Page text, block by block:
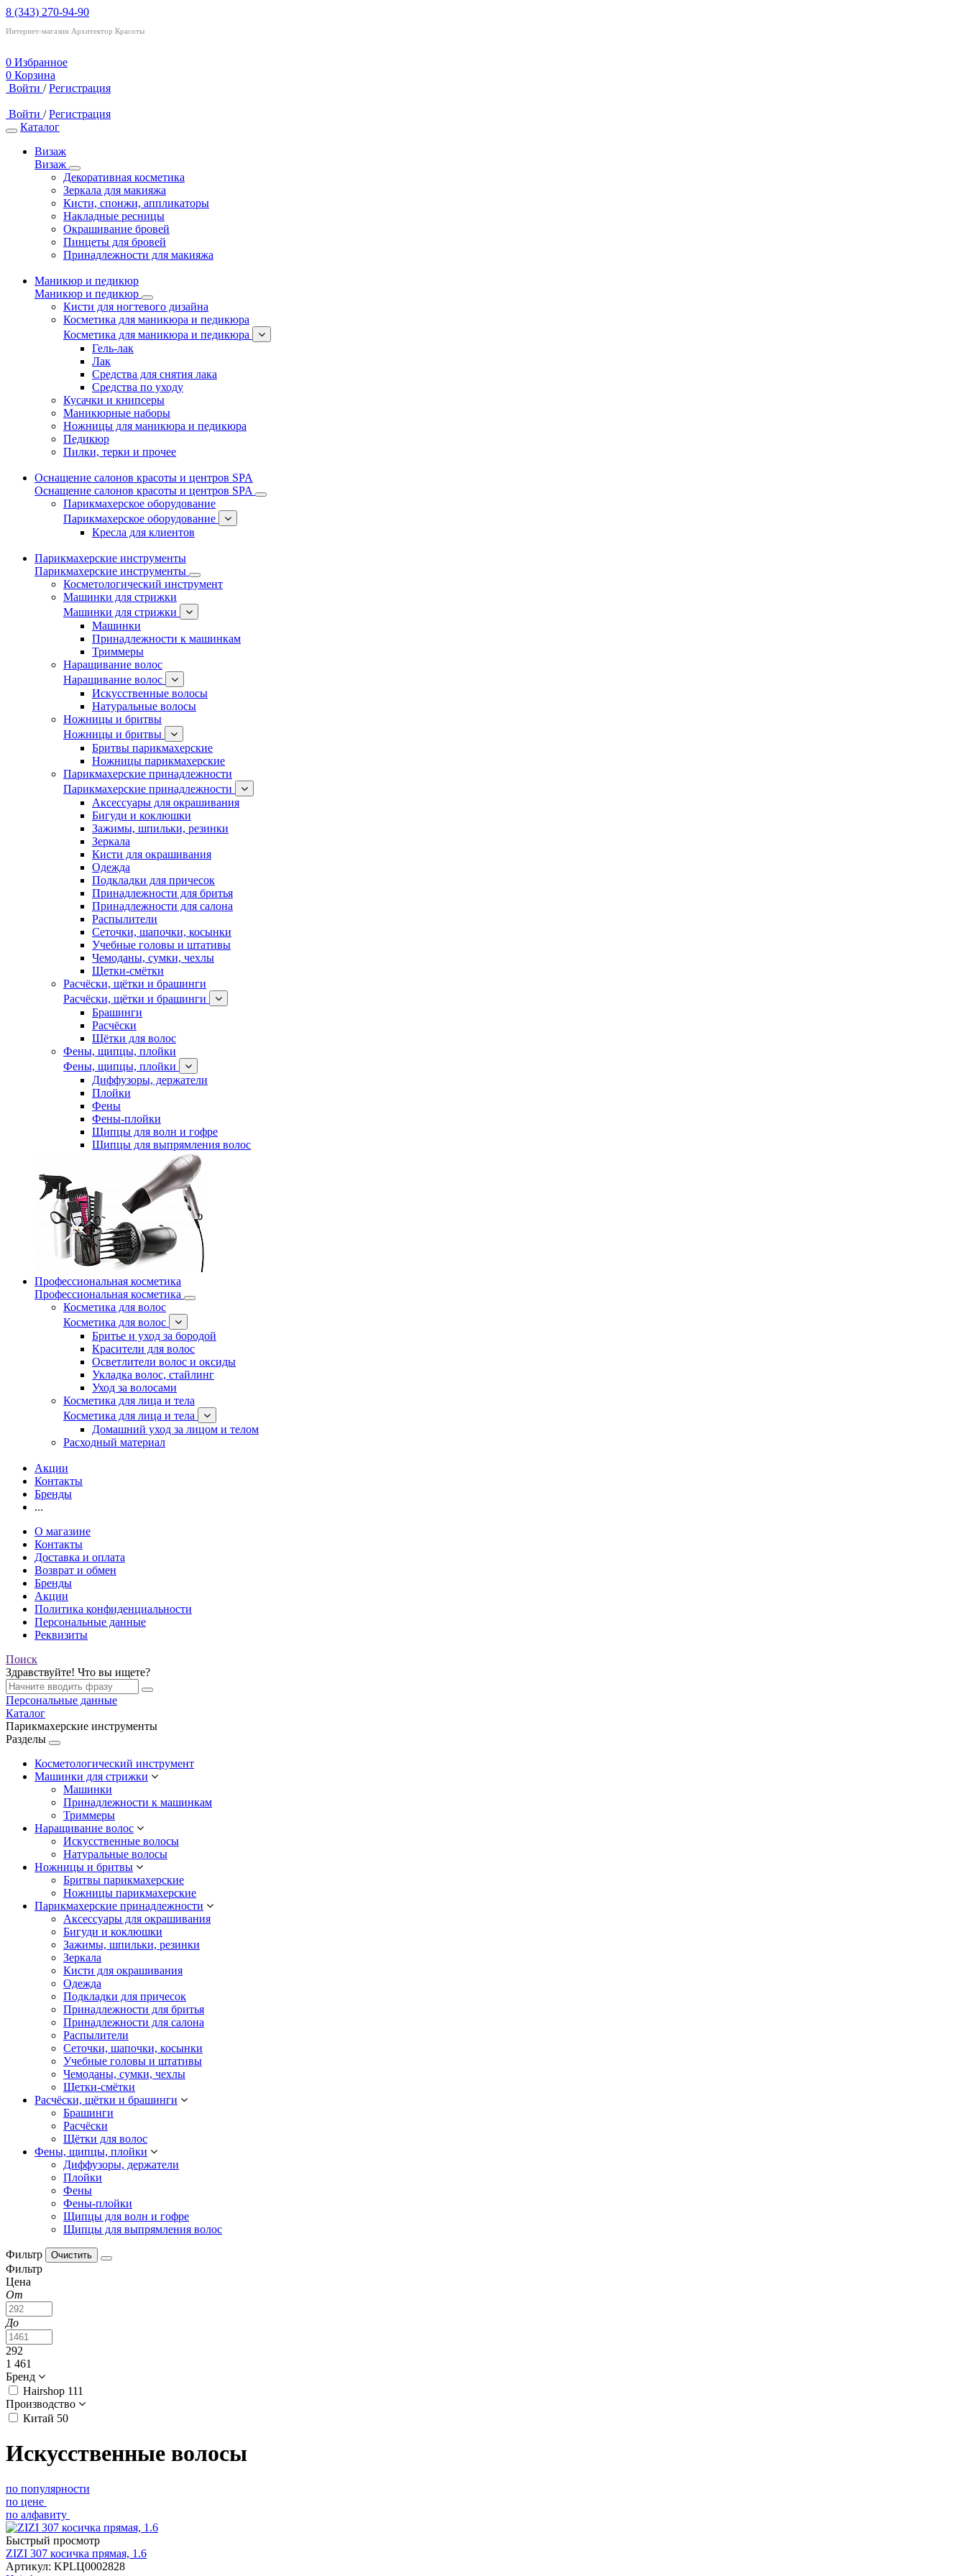
8 (343) 270-94-90
Интернет-магазин Архитектор Красоты
0 Избранное
0 Корзина
Войти / Регистрация
Войти / Регистрация
Каталог
Визаж
Визаж
Декоративная косметика
Зеркала для макияжа
Кисти, спонжи, аппликаторы
Накладные ресницы
Окрашивание бровей
Пинцеты для бровей
Принадлежности для макияжа
Маникюр и педикюр
Маникюр и педикюр
Кисти для ногтевого дизайна
Косметика для маникюра и педикюра
Косметика для маникюра и педикюра
Гель-лак
Лак
Средства для снятия лака
Средства по уходу
Кусачки и книпсеры
Маникюрные наборы
Ножницы для маникюра и педикюра
Педикюр
Пилки, терки и прочее
Оснащение салонов красоты и центров SPA
Оснащение салонов красоты и центров SPA
Парикмахерское оборудование
Парикмахерское оборудование
Кресла для клиентов
Парикмахерские инструменты
Парикмахерские инструменты
Косметологический инструмент
Машинки для стрижки
Машинки для стрижки
Машинки
Принадлежности к машинкам
Триммеры
Наращивание волос
Наращивание волос
Искусственные волосы
Натуральные волосы
Ножницы и бритвы
Ножницы и бритвы
Бритвы парикмахерские
Ножницы парикмахерские
Парикмахерские принадлежности
Парикмахерские принадлежности
Аксессуары для окрашивания
Бигуди и коклюшки
Зажимы, шпильки, резинки
Зеркала
Кисти для окрашивания
Одежда
Подкладки для причесок
Принадлежности для бритья
Принадлежности для салона
Распылители
Сеточки, шапочки, косынки
Учебные головы и штативы
Чемоданы, сумки, чехлы
Щетки-смётки
Расчёски, щётки и брашинги
Расчёски, щётки и брашинги
Брашинги
Расчёски
Щётки для волос
Фены, щипцы, плойки
Фены, щипцы, плойки
Диффузоры, держатели
Плойки
Фены
Фены-плойки
Щипцы для волн и гофре
Щипцы для выпрямления волос
Профессиональная косметика
Профессиональная косметика
Косметика для волос
Косметика для волос
Бритье и уход за бородой
Красители для волос
Осветлители волос и оксиды
Укладка волос, стайлинг
Уход за волосами
Косметика для лица и тела
Косметика для лица и тела
Домашний уход за лицом и телом
Расходный материал
Акции
Контакты
Бренды
...
О магазине
Контакты
Доставка и оплата
Возврат и обмен
Бренды
Акции
Политика конфиденциальности
Персональные данные
Реквизиты
Поиск
Здравствуйте! Что вы ищете?
Персональные данные
Каталог
Парикмахерские инструменты
Разделы
Косметологический инструмент
Машинки для стрижки
Машинки
Принадлежности к машинкам
Триммеры
Наращивание волос
Искусственные волосы
Натуральные волосы
Ножницы и бритвы
Бритвы парикмахерские
Ножницы парикмахерские
Парикмахерские принадлежности
Аксессуары для окрашивания
Бигуди и коклюшки
Зажимы, шпильки, резинки
Зеркала
Кисти для окрашивания
Одежда
Подкладки для причесок
Принадлежности для бритья
Принадлежности для салона
Распылители
Сеточки, шапочки, косынки
Учебные головы и штативы
Чемоданы, сумки, чехлы
Щетки-смётки
Расчёски, щётки и брашинги
Брашинги
Расчёски
Щётки для волос
Фены, щипцы, плойки
Диффузоры, держатели
Плойки
Фены
Фены-плойки
Щипцы для волн и гофре
Щипцы для выпрямления волос
Фильтр
Фильтр
Цена
От
До
292
1 461
Бренд
Hairshop 111
Производство
Китай 50
Искусственные волосы
по популярности
по цене
по алфавиту
Быстрый просмотр
ZIZI 307 косичка прямая, 1.6
Артикул: KPLЦ0002828